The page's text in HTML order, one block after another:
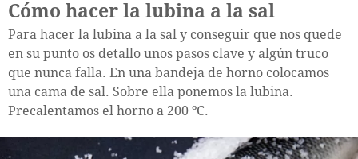
Cómo hacer la lubina a la sal
Para hacer la lubina a la sal y conseguir que nos quede
en su punto os detallo unos pasos clave y algún truco
que nunca falla. En una bandeja de horno colocamos
una cama de sal. Sobre ella ponemos la lubina.
Precalentamos el horno a 200 ºC.